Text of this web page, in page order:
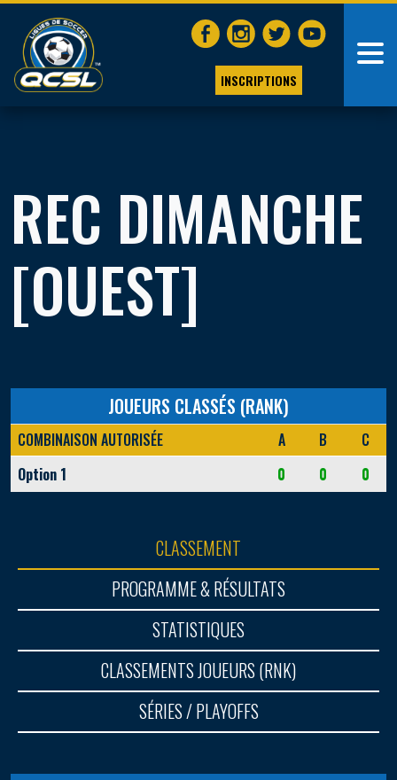
INSCRIPTIONS
REC DIMANCHE
[OUEST]
JOUEURS CLASSÉS (RANK)
COMBINAISON AUTORISÉE A B
C
Option 1
0 0 0
CLASSEMENT
PROGRAMME & RÉSULTATS
STATISTIQUES
CLASSEMENTS JOUEURS (RNK)
SÉRIES / PLAYOFFS